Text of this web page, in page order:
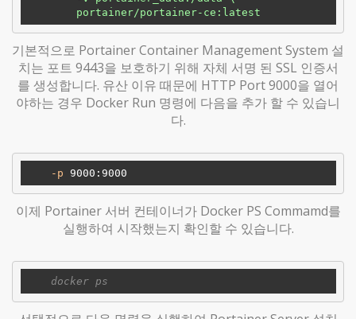
        portainer/portainer-ce:latest
기본적으로 Portainer Container Management System 설
치는 포트 9443을 보호하기 위해 자체 서명 된 SSL 인증서
를 생성합니다. 유산 이유 때문에 HTTP Port 9000을 열어
야하는 경우 Docker Run 명령에 다음을 추가 할 수 있습니
다.
-p 9000 :9000
이제 Portainer 서버 컨테이너가 Docker PS Commamd를
실행하여 시작했는지 확인할 수 있습니다.